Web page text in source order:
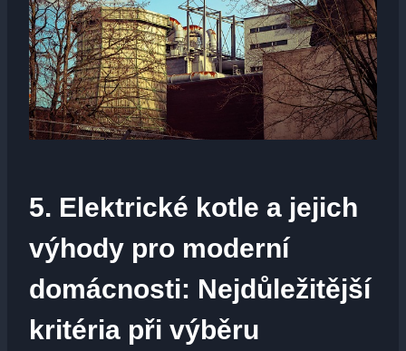
5. Elektrické kotle a jejich
výhody pro moderní
domácnosti: Nejdůležitější
kritéria při výběru